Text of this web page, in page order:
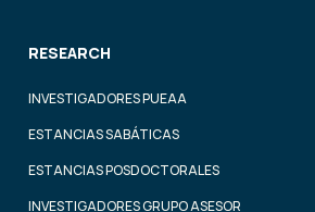
RESEARCH
INVESTIGADORES PUEAA
ESTANCIAS SABÁTICAS
ESTANCIAS POSDOCTORALES
INVESTIGADORES GRUPO ASESOR